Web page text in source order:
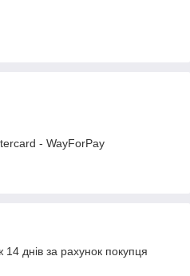
- WayForPay
днів за рахунок покупця